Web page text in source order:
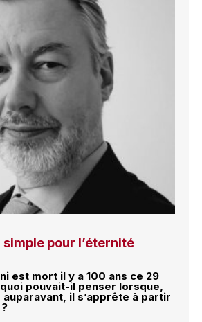
pour l’éternité
est mort il y a 100 ans ce 29
pouvait-il penser lorsque,
il s’apprête à partir